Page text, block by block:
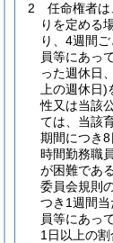
2
任命権者は
りを定める
り、4週間
員等にあっ
った週休日
上の週休日)
性又は当該
ては、当該
期間につき8
時間勤務職
が困難であ
委員会規則
つき1週間
員等にあっ
1日以上の